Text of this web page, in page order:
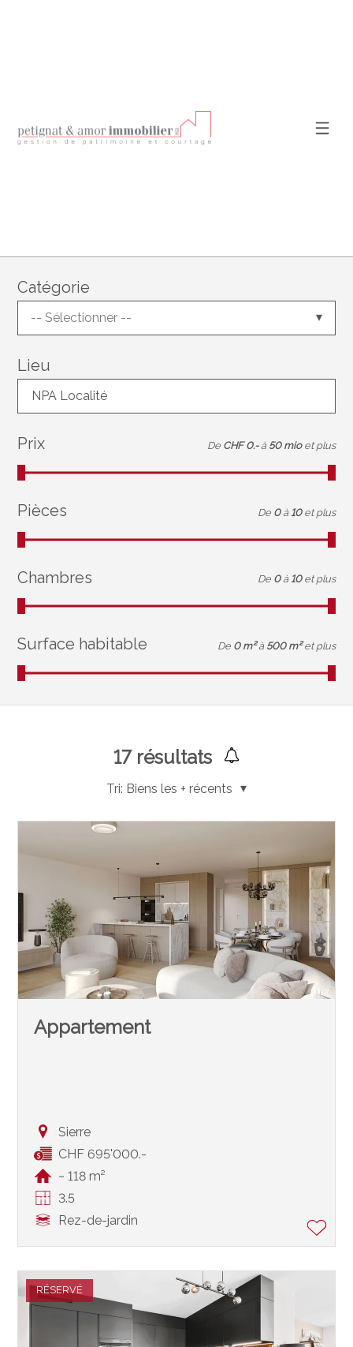
Catégorie
-- Sélectionner --
Lieu
NPA Localité
Prix De CHF 0.- à 50 mio et plus
Pièces De 0 à 10 et plus
Chambres De 0 à 10 et plus
Surface habitable De 0 m² à 500 m² et plus
17résultats
Tri: Biens les + récents
Appartement
Sierre
CHF 695'000.-
~ 118 m²
3.5
Rez-de-jardin
RÉSERVÉ